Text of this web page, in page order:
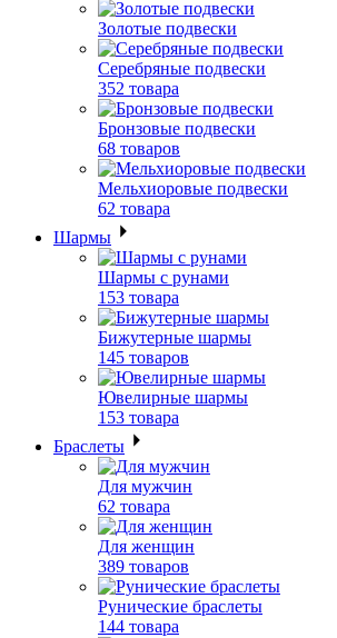
Золотые подвески
Серебряные подвески
352 товара
Бронзовые подвески
68 товаров
Мельхиоровые подвески
62 товара
Шармы
Шармы с рунами
153 товара
Бижутерные шармы
145 товаров
Ювелирные шармы
153 товара
Браслеты
Для мужчин
62 товара
Для женщин
389 товаров
Рунические браслеты
144 товара